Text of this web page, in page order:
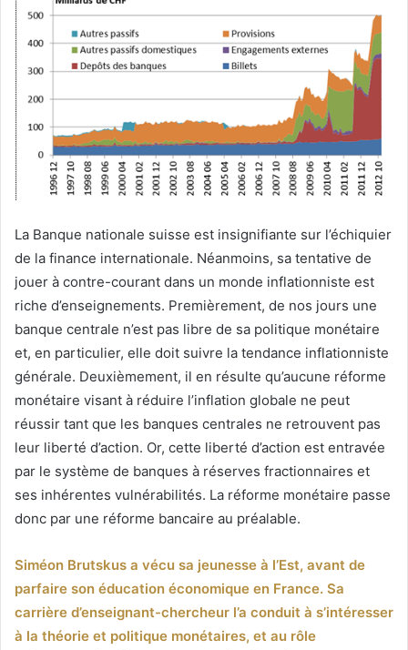
La Banque nationale suisse est insignifiante sur l’échiquier
de la finance internationale. Néanmoins, sa tentative de
jouer à contre-courant dans un monde inflationniste est
riche d’enseignements. Premièrement, de nos jours une
banque centrale n’est pas libre de sa politique monétaire
et, en particulier, elle doit suivre la tendance inflationniste
générale. Deuxièmement, il en résulte qu’aucune réforme
monétaire visant à réduire l’inflation globale ne peut
réussir tant que les banques centrales ne retrouvent pas
leur liberté d’action. Or, cette liberté d’action est entravée
par le système de banques à réserves fractionnaires et
ses inhérentes vulnérabilités. La réforme monétaire passe
donc par une réforme bancaire au préalable.
Siméon Brutskus a vécu sa jeunesse à l’Est, avant de
parfaire son éducation économique en France. Sa
carrière d’enseignant-chercheur l’a conduit à s’intéresser
à la théorie et politique monétaires, et au rôle